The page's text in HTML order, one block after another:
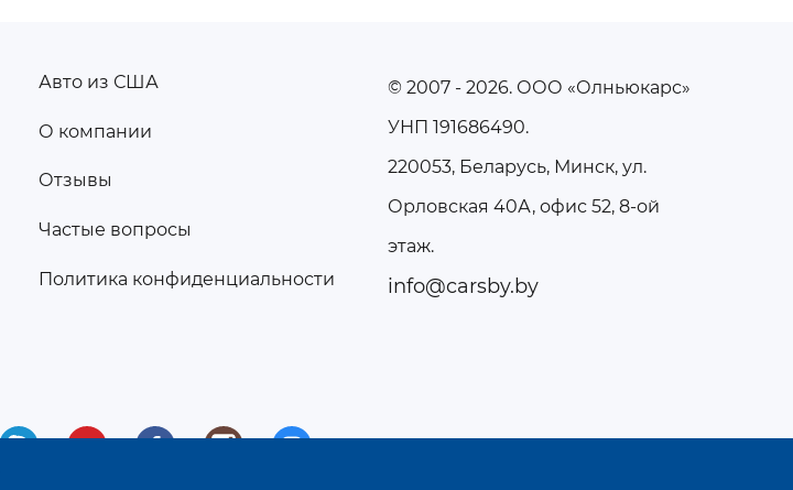
2
Авто из США
О компании
Отзывы
Частые вопросы
Политика конфиденциальности
© 2007 - 2026. ООО «Олньюкарс»
УНП 191686490.
220053, Беларусь, Минск, ул.
Орловская 40А, офис 52, 8-ой
этаж.
info@carsby.by